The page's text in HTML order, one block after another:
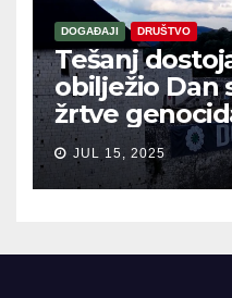
DOGAĐAJI DRUŠTVO
Tešanj
obilježio Dan
žrtve
JUL 15, 2025